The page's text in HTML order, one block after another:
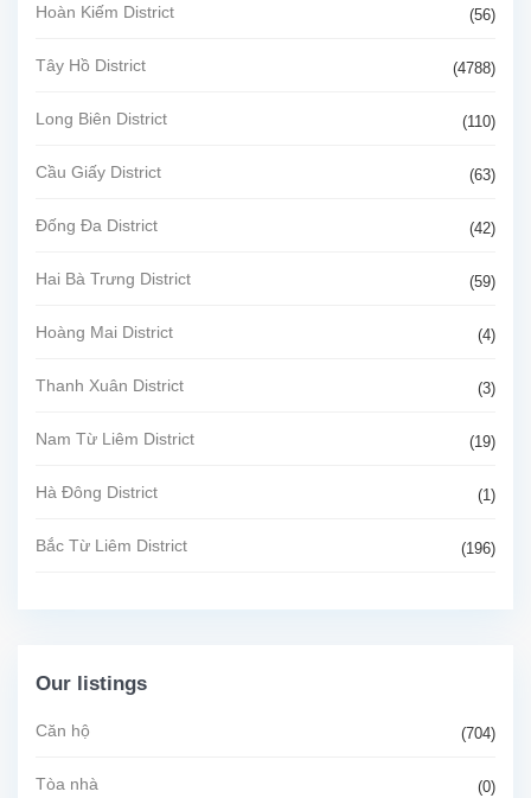
Hoàn Kiếm District (56)
Tây Hồ District (4788)
Long Biên District (110)
Cầu Giấy District (63)
Đống Đa District (42)
Hai Bà Trưng District (59)
Hoàng Mai District (4)
Thanh Xuân District (3)
Nam Từ Liêm District (19)
Hà Đông District (1)
Bắc Từ Liêm District (196)
Our listings
Căn hộ (704)
Tòa nhà (0)